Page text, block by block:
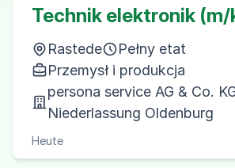
Technik elektronik
Rastede
Pełny etat
Przemysł i produkcja
persona service AG & Co.
Niederlassung Oldenburg
Heute